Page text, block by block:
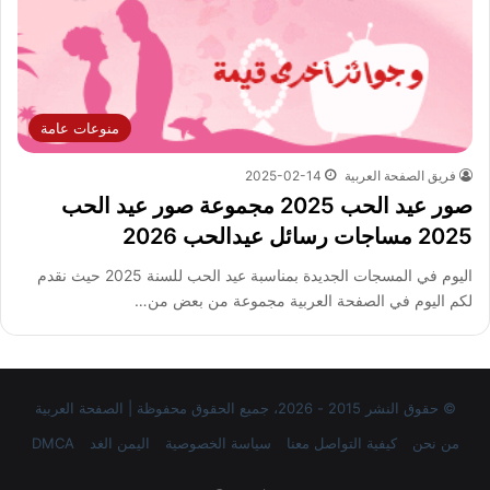
منوعات عامة
فريق الصفحة العربية 2025-02-14
صور عيد الحب 2025 مجموعة صور عيد الحب
2025 مساجات رسائل عيدالحب 2026
اليوم في المسجات الجديدة بمناسبة عيد الحب للسنة 2025 حيث نقدم
لكم اليوم في الصفحة العربية مجموعة من بعض من…
© حقوق النشر 2015 - 2026، جميع الحقوق محفوظة | الصفحة العربية
من نحن
كيفية التواصل معنا سياسة الخصوصية اليمن الغد DMCA